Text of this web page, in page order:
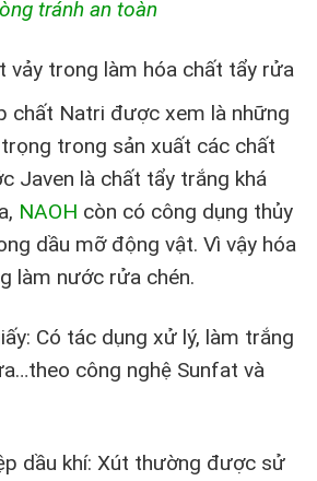
tránh an toàn
vảy trong làm hóa chất tẩy rửa
chất Natri được xem là những
trong sản xuất các chất
Javen là chất tẩy trắng khá
NAOH còn có công dụng thủy
dầu mỡ động vật. Vì vậy hóa
làm nước rửa chén.
Có tác dụng xử lý, làm trắng
công nghệ Sunfat và
dầu khí: Xút thường được sử